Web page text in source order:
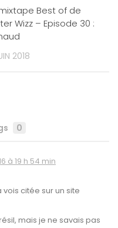
Best of de
Wizz – Episode 30 :
2018
0
à 19 h 54 min
vois citée sur un site
mais je ne savais pas